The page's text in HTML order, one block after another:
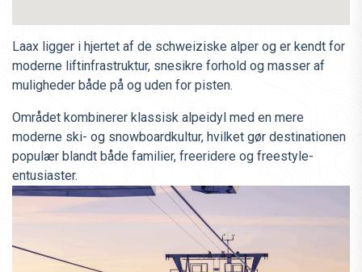
Laax ligger i hjertet af de schweiziske alper og er kendt for
moderne liftinfrastruktur, snesikre forhold og masser af
muligheder både på og uden for pisten.
Området kombinerer klassisk alpeidyl med en mere
moderne ski- og snowboardkultur, hvilket gør destinationen
populær blandt både familier, freeridere og freestyle-
entusiaster.